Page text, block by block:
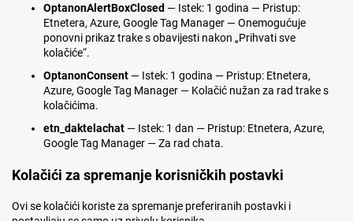
OptanonAlertBoxClosed — Istek: 1 godina — Pristup:
Etnetera, Azure, Google Tag Manager — Onemogućuje
ponovni prikaz trake s obavijesti nakon „Prihvati sve
kolačiće“.
OptanonConsent — Istek: 1 godina — Pristup: Etnetera,
Azure, Google Tag Manager — Kolačić nužan za rad trake s
kolačićima.
etn_daktelachat — Istek: 1 dan — Pristup: Etnetera, Azure,
Google Tag Manager — Za rad chata.
Kolačići za spremanje korisničkih postavki
Ovi se kolačići koriste za spremanje preferiranih postavki i